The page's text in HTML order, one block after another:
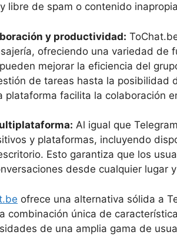
libre de spam o contenido
y productividad:
ofreciendo una variedad de
mejorar la eficiencia del
de tareas hasta la posibilidad
plataforma facilita la colaboración
Al igual que
y plataformas, incluyendo
Esto garantiza que los
desde cualquier lugar
ofrece una alternativa sólida a
combinación única de
de una amplia gama de